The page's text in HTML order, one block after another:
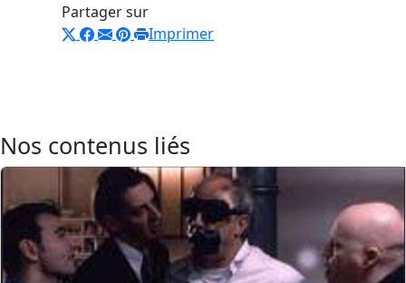
Partager sur
Imprimer
Nos contenus liés